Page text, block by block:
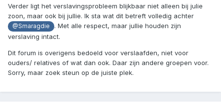
Verder ligt het verslavingsprobleem blijkbaar niet alleen bij julie
zoon, maar ook bij jullie. Ik sta wat dit betreft volledig achter
@Smaragdie
. Met alle respect, maar jullie houden zijn
verslaving intact.
Dit forum is overigens bedoeld voor verslaafden, niet voor
ouders/ relatives of wat dan ook. Daar zijn andere groepen voor.
Sorry, maar zoek steun op de juiste plek.